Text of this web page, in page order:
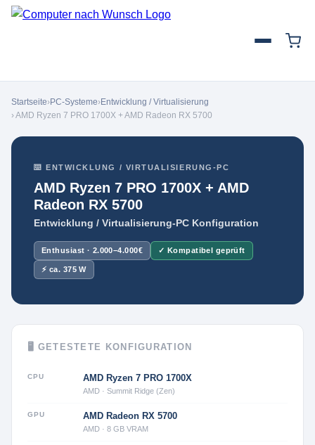
Startseite›PC-Systeme›Entwicklung / Virtualisierung
› AMD Ryzen 7 PRO 1700X + AMD Radeon RX 5700
⌨️ ENTWICKLUNG / VIRTUALISIERUNG-PC
AMD Ryzen 7 PRO 1700X + AMD
Radeon RX 5700
Entwicklung / Virtualisierung-PC Konfiguration
Enthusiast · 2.000–4.000€ ✓ Kompatibel geprüft
⚡ ca. 375 W
🖥 GETESTETE KONFIGURATION
CPU AMD Ryzen 7 PRO 1700X
AMD · Summit Ridge (Zen)
GPU AMD Radeon RX 5700
AMD · 8 GB VRAM